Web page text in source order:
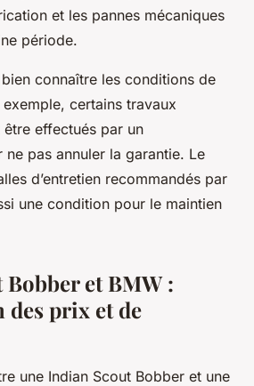
et les pannes mécaniques
période.
connaître les conditions de
certains travaux
être effectués par un
pas annuler la garantie. Le
d’entretien recommandés par
une condition pour le maintien
et BMW :
des prix et de
une Indian Scout Bobber et une